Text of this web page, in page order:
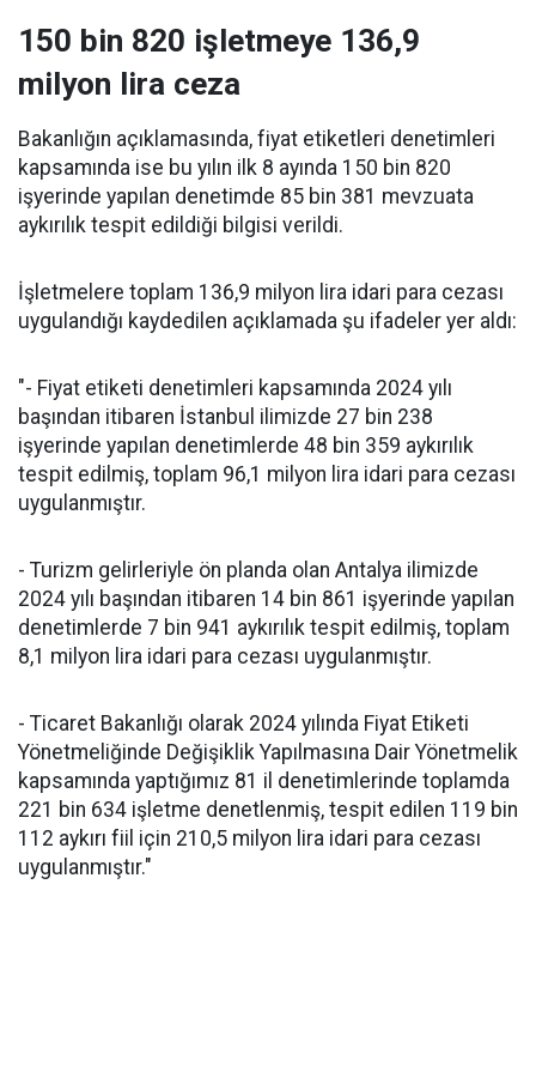
150 bin 820 işletmeye 136,9
milyon lira ceza
Bakanlığın açıklamasında, fiyat etiketleri denetimleri
kapsamında ise bu yılın ilk 8 ayında 150 bin 820
işyerinde yapılan denetimde 85 bin 381 mevzuata
aykırılık tespit edildiği bilgisi verildi.
İşletmelere toplam 136,9 milyon lira idari para cezası
uygulandığı kaydedilen açıklamada şu ifadeler yer aldı:
"- Fiyat etiketi denetimleri kapsamında 2024 yılı
başından itibaren İstanbul ilimizde 27 bin 238
işyerinde yapılan denetimlerde 48 bin 359 aykırılık
tespit edilmiş, toplam 96,1 milyon lira idari para cezası
uygulanmıştır.
- Turizm gelirleriyle ön planda olan Antalya ilimizde
2024 yılı başından itibaren 14 bin 861 işyerinde yapılan
denetimlerde 7 bin 941 aykırılık tespit edilmiş, toplam
8,1 milyon lira idari para cezası uygulanmıştır.
- Ticaret Bakanlığı olarak 2024 yılında Fiyat Etiketi
Yönetmeliğinde Değişiklik Yapılmasına Dair Yönetmelik
kapsamında yaptığımız 81 il denetimlerinde toplamda
221 bin 634 işletme denetlenmiş, tespit edilen 119 bin
112 aykırı fiil için 210,5 milyon lira idari para cezası
uygulanmıştır."